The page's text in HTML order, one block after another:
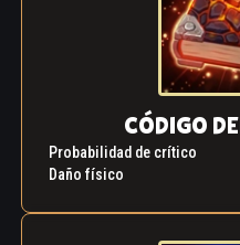
CÓDIGO
Probabilidad de crítico
Daño físico